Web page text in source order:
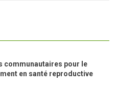
communautaires pour le
en santé reproductive